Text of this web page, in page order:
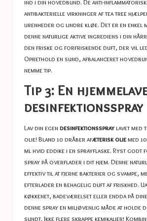
ind i din hovedbund. De anti-
antibakterielle virkninger af tea tree
urenheder og lindre kløe. Det er en enkel
denne naturlige aktive ingrediens i din
den friske og forfriskende duft, der vil
Oprethold en sund, afbalanceret
nemme tip.
Tip 3: En
desinfektionsspray
Lav din egen desinfektionsspraylavet med
olie! Bland 10 dråber afæterisk oliemed
ml hvid eddike i en sprayflaske. Ryst
spray på overflader i dit hjem. Denne
effektiv til at fjerne bakterier og svampe,
efterlader en behagelig duft af friskhed.
køkkenet, badeværelset eller endda på
denne spray en miljøvenlig måde at holde
sundt. Ikke flere skrappe kemikalier!